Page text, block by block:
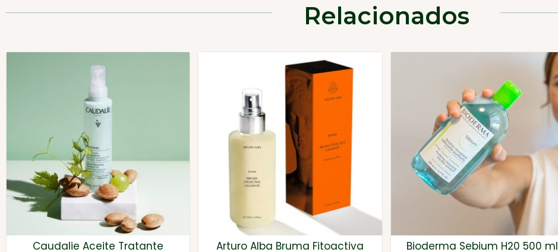
Relacionados
Caudalie Aceite Tratante
Arturo Alba Bruma Fitoactiva
Bioderma Sebium H20 500 ml